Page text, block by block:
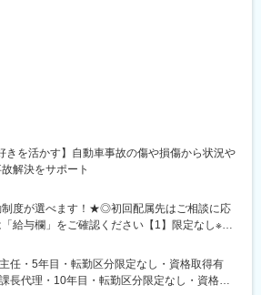
きを活かす】自動車事故の傷や損傷から状況や
解決をサポート
度が選べます！★◎初回配属先はご相談に応
給与欄」をご確認ください【1】限定なし※全
）「主たる勤務地」を含むブロック（2）「主
都道府県（3）居住地から通勤可能な都道府県
う転勤の可能性あり※採用時に「主たる勤務
任・5年目・転勤区分限定なし・資格取得有
長代理・10年目・転勤区分限定なし・資格取